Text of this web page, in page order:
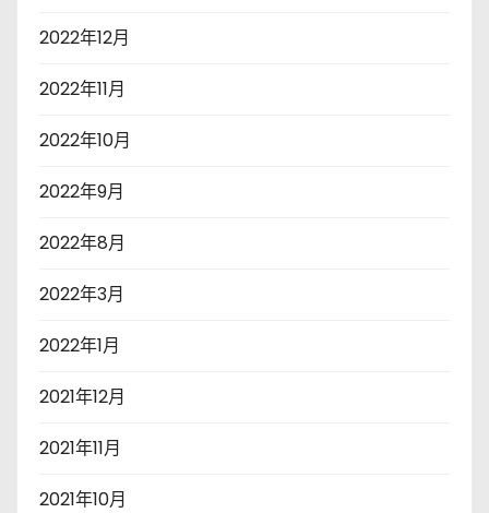
2022年12月
2022年11月
2022年10月
2022年9月
2022年8月
2022年3月
2022年1月
2021年12月
2021年11月
2021年10月